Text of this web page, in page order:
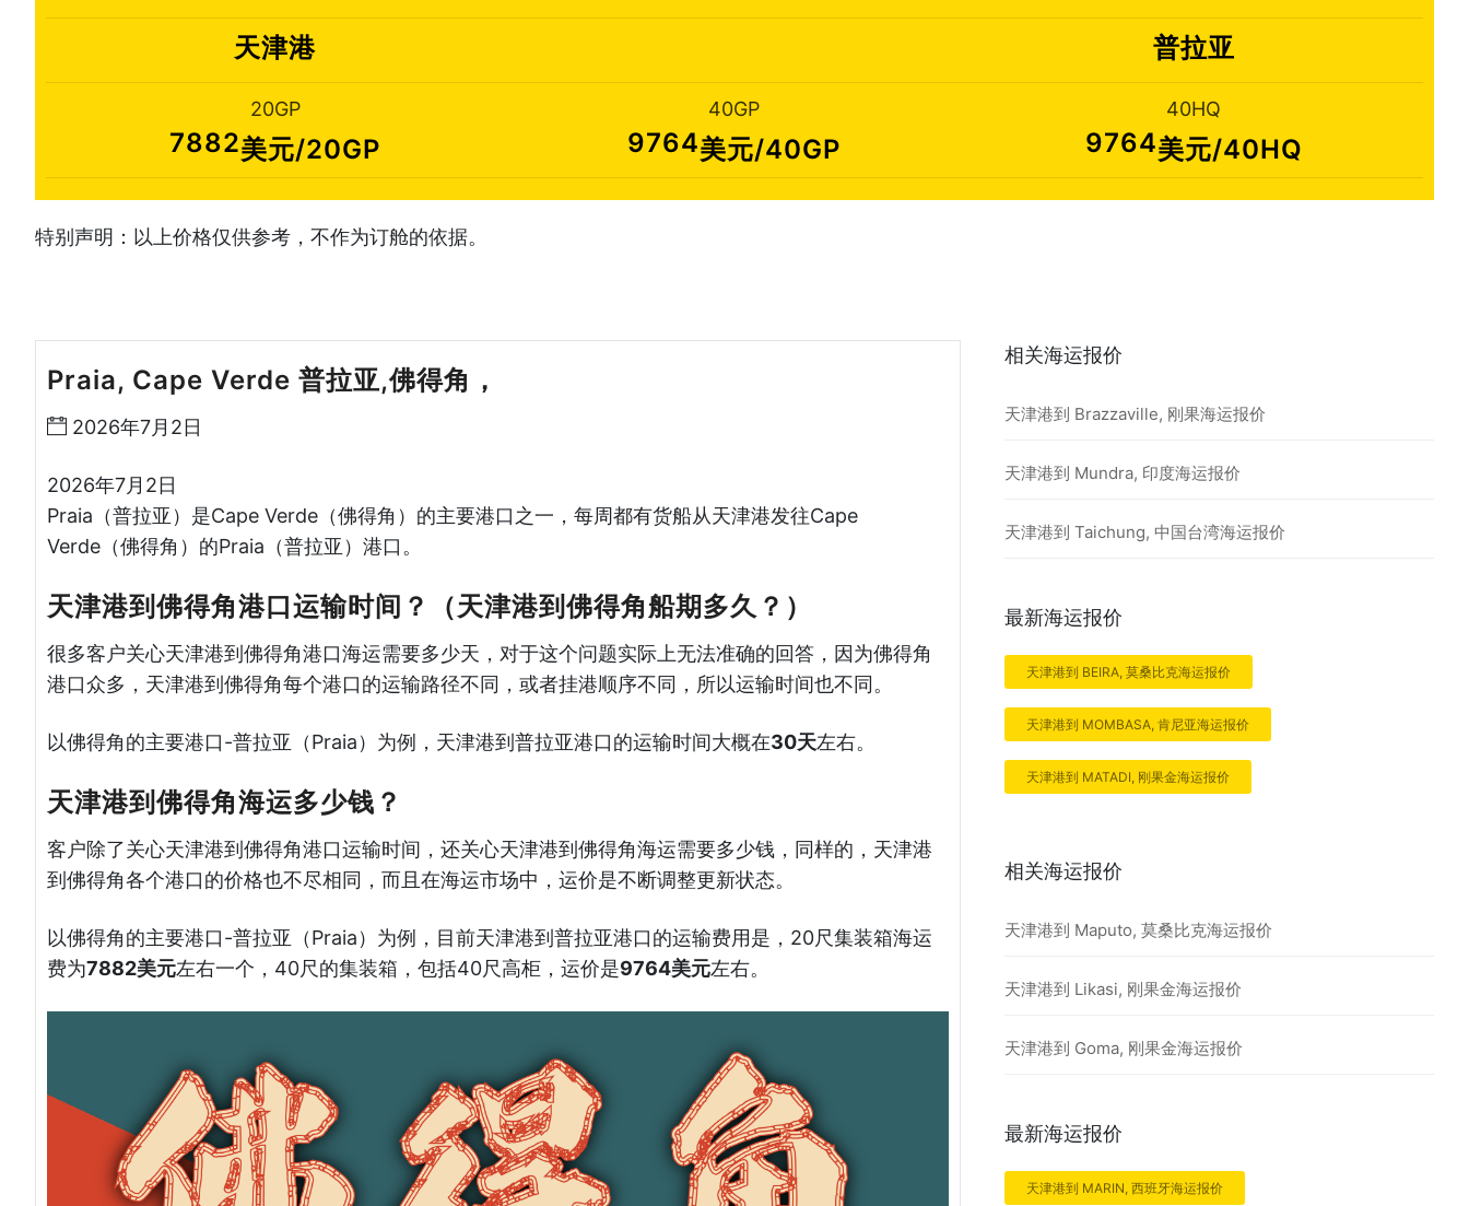
天津港 普拉亚
20GP
7882美元/20GP
40GP
9764美元/40GP
40HQ
9764美元/40HQ
特别声明：以上价格仅供参考，不作为订舱的依据。
Praia, Cape Verde 普拉亚,佛得角，
2026年7月2日
2026年7月2日
Praia（普拉亚）是Cape Verde（佛得角）的主要港口之一，每周都有货船从天津港发往Cape
Verde（佛得角）的Praia（普拉亚）港口。
天津港到佛得角港口运输时间？（天津港到佛得角船期多久？）
很多客户关心天津港到佛得角港口海运需要多少天，对于这个问题实际上无法准确的回答，因为佛得角
港口众多，天津港到佛得角每个港口的运输路径不同，或者挂港顺序不同，所以运输时间也不同。
以佛得角的主要港口-普拉亚（Praia）为例，天津港到普拉亚港口的运输时间大概在30天左右。
天津港到佛得角海运多少钱？
客户除了关心天津港到佛得角港口运输时间，还关心天津港到佛得角海运需要多少钱，同样的，天津港
到佛得角各个港口的价格也不尽相同，而且在海运市场中，运价是不断调整更新状态。
以佛得角的主要港口-普拉亚（Praia）为例，目前天津港到普拉亚港口的运输费用是，20尺集装箱海运
费为7882美元左右一个，40尺的集装箱，包括40尺高柜，运价是9764美元左右。
相关海运报价
天津港到 Brazzaville, 刚果海运报价
天津港到 Mundra, 印度海运报价
天津港到 Taichung, 中国台湾海运报价
最新海运报价
天津港到 BEIRA, 莫桑比克海运报价
天津港到 MOMBASA, 肯尼亚海运报价
天津港到 MATADI, 刚果金海运报价
相关海运报价
天津港到 Maputo, 莫桑比克海运报价
天津港到 Likasi, 刚果金海运报价
天津港到 Goma, 刚果金海运报价
最新海运报价
天津港到 MARIN, 西班牙海运报价